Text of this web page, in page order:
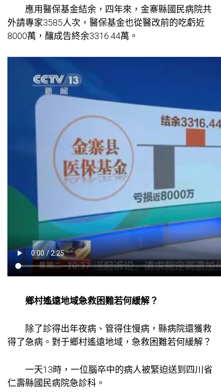
應用醫保基金結余，四年來，金寨縣國民病院共
外請專家3585人次，醫保基金也從醫改前的吃虧近
8000萬，釀成告終余3316.44萬。
鄉村遙遠地域急救困難若何緩解？
除了診得出年夜病、管得住慢病，縣病院還獲救
得了急病。對于鄉村遙遠地域，急救困難若何緩解？
一天13時，一位腦卒中的病人被緊迫送到四川省
仁壽縣國民病院急診科。